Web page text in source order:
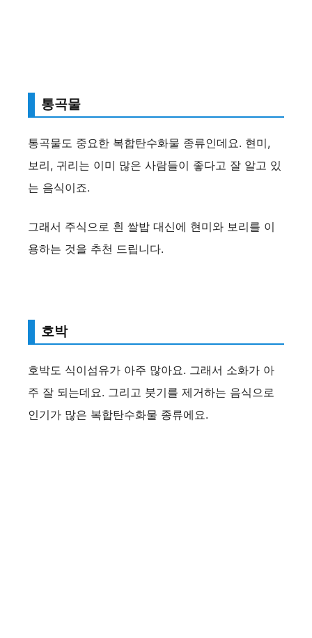
통곡물
통곡물도 중요한 복합탄수화물 종류인데요. 현미,
보리, 귀리는 이미 많은 사람들이 좋다고 잘 알고 있
는 음식이죠.
그래서 주식으로 흰 쌀밥 대신에 현미와 보리를 이
용하는 것을 추천 드립니다.
호박
호박도 식이섬유가 아주 많아요. 그래서 소화가 아
주 잘 되는데요. 그리고 붓기를 제거하는 음식으로
인기가 많은 복합탄수화물 종류에요.